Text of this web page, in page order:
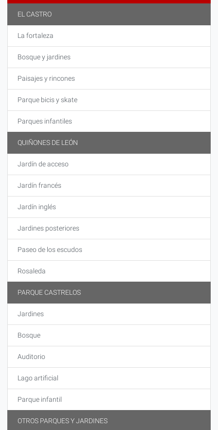
EL CASTRO
La fortaleza
Bosque y jardines
Paisajes y rincones
Parque bicis y skate
Parques infantiles
QUIÑONES DE LEÓN
Jardín de acceso
Jardín francés
Jardín inglés
Jardines posteriores
Paseo de los escudos
Rosaleda
PARQUE CASTRELOS
Jardines
Bosque
Auditorio
Lago artificial
Parque infantil
OTROS PARQUES Y JARDINES